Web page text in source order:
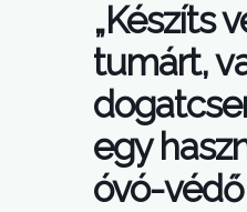
„Készíts
tumárt,
egy
óvó-védő